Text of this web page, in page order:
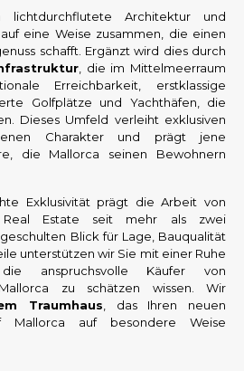
Architektur und
eine Weise zusammen, die einen
schafft. Ergänzt wird dies durch
, die im Mittelmeerraum
Erreichbarkeit, erstklassige
Golfplätze und Yachthäfen, die
Dieses Umfeld verleiht exklusiven
Charakter und prägt jene
die Mallorca seinen Bewohnern
Exklusivität prägt die Arbeit von
Real Estate seit mehr als zwei
Blick für Lage, Bauqualität
unterstützen wir Sie mit einer Ruhe
anspruchsvolle Käufer von
zu schätzen wissen. Wir
Traumhaus , das Ihren neuen
Mallorca auf besondere Weise